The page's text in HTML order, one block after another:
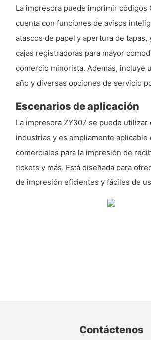
La impresora puede imprimir códigos
cuenta con funciones de avisos
atascos de papel y apertura de tapas,
cajas registradoras para mayor
comercio minorista. Además, incluye
año y diversas opciones de servicio
Escenarios de aplicación
La impresora ZY307 se puede utilizar
industrias y es ampliamente aplicable
comerciales para la impresión de
tickets y más. Está diseñada para
de impresión eficientes y fáciles de
Contáctenos